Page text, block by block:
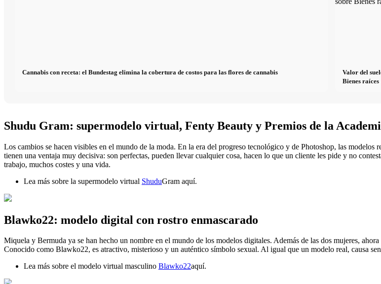
Cannabis con receta: el Bundestag elimina la cobertura de costos para las flores de cannabis
Valor del
Bienes raíces
Shudu Gram: supermodelo virtual, Fenty Beauty y Premios de la
Los cambios se hacen visibles en el mundo de la moda. En la era del progreso tecnológico y de Photoshop, las
tienen una ventaja muy decisiva: son perfectas, pueden llevar cualquier cosa, hacen lo que un cliente les pide y no
trabajo, muchos costes y una vida.
Lea más sobre la supermodelo virtual ShuduGram aquí.
Blawko22: modelo digital con rostro enmascarado
Miquela y Bermuda ya se han hecho un nombre en el mundo de los modelos digitales. Además de las dos mujeres,
Conocido como Blawko22, es atractivo, misterioso y un auténtico símbolo sexual. Al igual que un modelo real, causa
Lea más sobre el modelo virtual masculino Blawko22aquí.